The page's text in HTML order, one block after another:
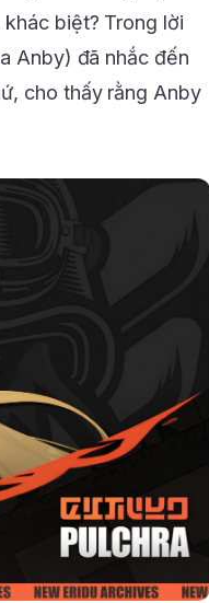
biệt? Trong lời
Anby) đã nhắc đến
cho thấy rằng Anby